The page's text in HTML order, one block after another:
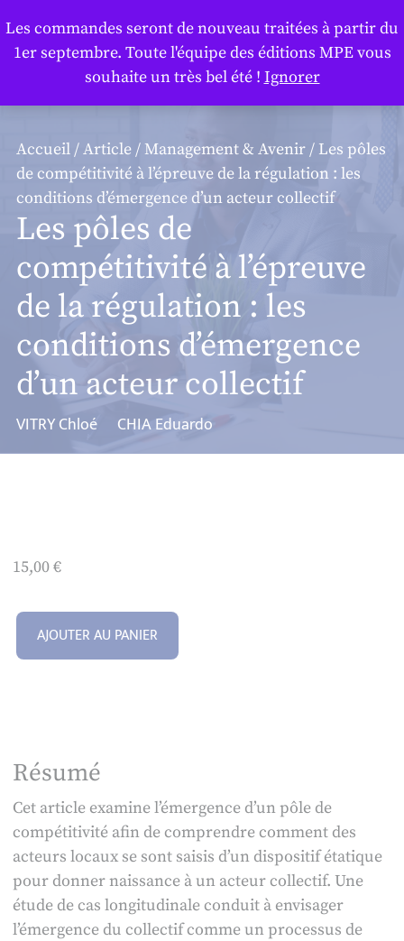
Accueil/Article/ Management & Avenir/ Les pôles
de compétitivité à l’épreuve de la régulation : les
conditions d’émergence d’un acteur collectif
Les pôles de
compétitivité à l’épreuve
de la régulation : les
conditions d’émergence
d’un acteur collectif
VITRY Chloé CHIA Eduardo
15,00€
AJOUTER AU PANIER
Résumé
Cet article examine l’émergence d’un pôle de
compétitivité afin de comprendre comment des
acteurs locaux se sont saisis d’un dispositif étatique
pour donner naissance à un acteur collectif. Une
étude de cas longitudinale conduit à envisager
l’émergence du collectif comme un processus de
Les commandes seront de nouveau traitées à partir du
1er septembre. Toute l'équipe des éditions MPE vous
souhaite un très bel été ! Ignorer